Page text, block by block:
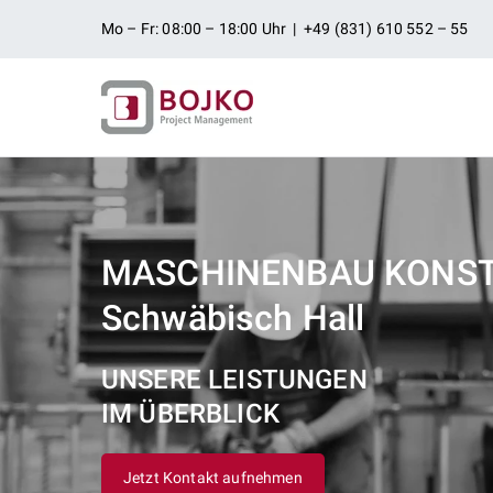
Mo – Fr: 08:00 – 18:00 Uhr | +49 (831) 610 552 – 55
MASCHINENBAU
Schwäbisch Hall
UNSERE LEISTUNGEN
IM ÜBERBLICK
Jetzt Kontakt aufnehmen